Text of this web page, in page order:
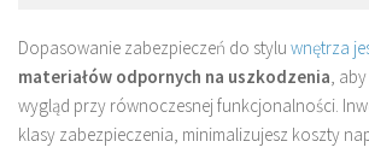
Dopasowanie zabezpieczeń do stylu wnętrza
materiałów odpornych na uszkodzenia,
wygląd przy równoczesnej funkcjonalności.
klasy zabezpieczenia, minimalizujesz koszty